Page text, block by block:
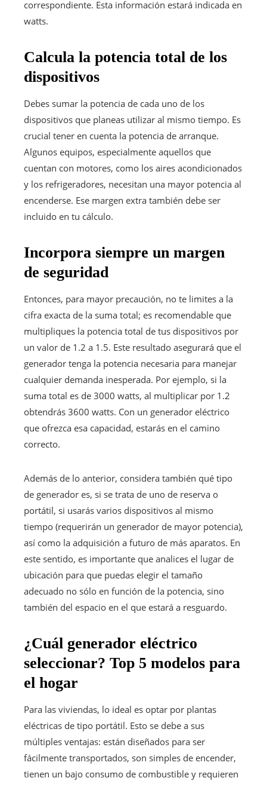
correspondiente. Esta información estará indicada en
watts.
Calcula la potencia total de los
dispositivos
Debes sumar la potencia de cada uno de los
dispositivos que planeas utilizar al mismo tiempo. Es
crucial tener en cuenta la potencia de arranque.
Algunos equipos, especialmente aquellos que
cuentan con motores, como los aires acondicionados
y los refrigeradores, necesitan una mayor potencia al
encenderse. Ese margen extra también debe ser
incluido en tu cálculo.
Incorpora siempre un margen
de seguridad
Entonces, para mayor precaución, no te limites a la
cifra exacta de la suma total; es recomendable que
multipliques la potencia total de tus dispositivos por
un valor de 1.2 a 1.5. Este resultado asegurará que el
generador tenga la potencia necesaria para manejar
cualquier demanda inesperada. Por ejemplo, si la
suma total es de 3000 watts, al multiplicar por 1.2
obtendrás 3600 watts. Con un generador eléctrico
que ofrezca esa capacidad, estarás en el camino
correcto.
Además de lo anterior, considera también qué tipo
de generador es, si se trata de uno de reserva o
portátil, si usarás varios dispositivos al mismo
tiempo (requerirán un generador de mayor potencia),
así como la adquisición a futuro de más aparatos. En
este sentido, es importante que analices el lugar de
ubicación para que puedas elegir el tamaño
adecuado no sólo en función de la potencia, sino
también del espacio en el que estará a resguardo.
¿Cuál generador eléctrico
seleccionar? Top 5 modelos para
el hogar
Para las viviendas, lo ideal es optar por plantas
eléctricas de tipo portátil. Esto se debe a sus
múltiples ventajas: están diseñados para ser
fácilmente transportados, son simples de encender,
tienen un bajo consumo de combustible y requieren